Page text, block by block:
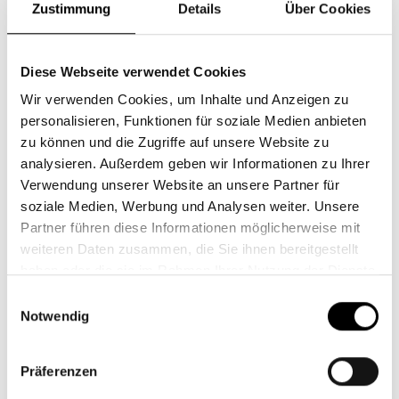
Zustimmung Details Über Cookies
Diese Webseite verwendet Cookies
Wir verwenden Cookies, um Inhalte und Anzeigen zu
personalisieren, Funktionen für soziale Medien anbieten
zu können und die Zugriffe auf unsere Website zu
analysieren. Außerdem geben wir Informationen zu Ihrer
Verwendung unserer Website an unsere Partner für
soziale Medien, Werbung und Analysen weiter. Unsere
Partner führen diese Informationen möglicherweise mit
weiteren Daten zusammen, die Sie ihnen bereitgestellt
Notwendig
Präferenzen
Kontoführung:
Ihr Konto führen Sie
über ihren modernen
Online-Banking-Zugang
oder per Telefon, Fax oder
E-Mail.
Anlagesicherheit:
Die Steyler Bank GmbH ist
dem
Einlagensicherungsfonds
des Bundesverbands
(BdB) angeschlossen;
siehe www.steyler-
bank.de/einlagensicherung